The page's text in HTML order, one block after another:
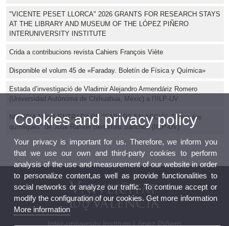
"VICENTE PESET LLORCA" 2026 GRANTS FOR RESEARCH STAYS
AT THE LIBRARY AND MUSEUM OF THE LÓPEZ PIÑERO
INTERUNIVERSITY INSTITUTE
Crida a contribucions revista Cahiers François Viète
Disponible el volum 45 de «Faraday. Boletín de Física y Química»
Estada d’investigació de Vladimir Alejandro Armendáriz Romero
(Universidad Autónoma de Chihuahua, Mèxic) a l’IILP-UV
NOTICIA NOVA ENTRADA DE “SABERS EN ACCIÓ”: "Fórmules
químiques" de José Ramón Bertomeu Sánchez (IILP-UV)
Cookies and privacy policy
Your privacy is important for us. Therefore, we inform you
that we use our own and third-party cookies to perform
analysis of the use and measurement of our website in order
to personalize content,as well as provide functionalities to
social networks or analyze our traffic. To continue accept or
modify the configuration of our cookies. Get more information
More information